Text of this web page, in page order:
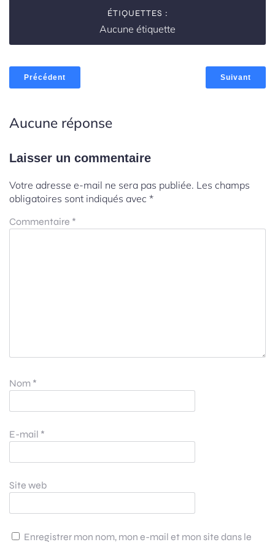
ÉTIQUETTES :
Aucune étiquette
Précédent Suivant
Aucune réponse
Laisser un commentaire
Votre adresse e-mail ne sera pas publiée. Les champs
obligatoires sont indiqués avec *
Commentaire *
Nom *
E-mail *
Site web
Enregistrer mon nom, mon e-mail et mon site dans le